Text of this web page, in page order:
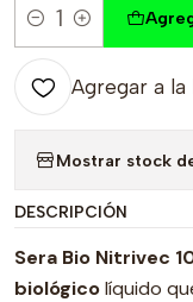
Cantidad
Agregar a
Mostrar stock
DESCRIPCIÓN
Sera Bio Nitrivec
biológicolíquido